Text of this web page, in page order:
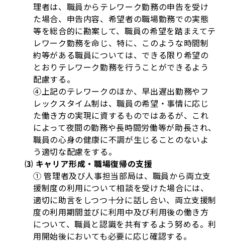
理者は、職員からテレワーク勤務の申告を受け
た場合、申告内容、希望者の職場勤務での実態
等を総合的に勘案して、職員の希望を踏まえてテ
レワーク勤務を命じ、特に、このような時間制
約等がある職員については、できる限り希望の
とおりテレワーク勤務を行うことができるよう
配慮する。
④上記のテレワークのほか、早出遅出勤務やフ
レックスタイム制は、職員の希望・事情に応じ
た働き方の実現に資するものではあるが、これ
によって夜間の勤務や長時間労働等が助長され、
職員の心身の健康に不調が生じることのないよ
う適切な配慮をする。
⑶ キャリア形成・職場復帰の支援
① 管理者及び人事担当部局は、職員から両立支
援制度の利用について相談を受けた場合には、
適切に助言をしつつ十分に話し合い、両立支援制
度の利用期間並びに利用中及び利用後の働き方
について、職員と認識を共有するよう努める。利
用開始後においても必要に応じ確認する。